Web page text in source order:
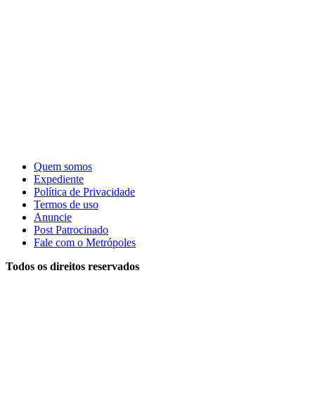
Quem somos
Expediente
Política de Privacidade
Termos de uso
Anuncie
Post Patrocinado
Fale com o Metrópoles
Todos os direitos reservados